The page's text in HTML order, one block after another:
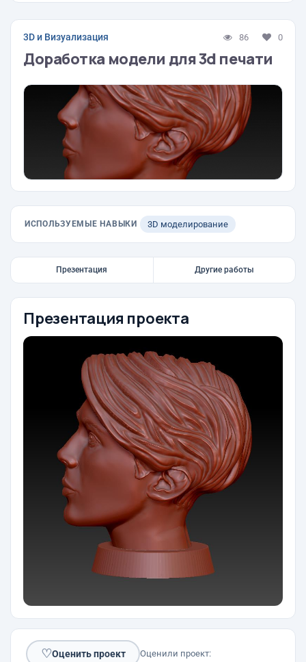
3D и Визуализация 86 0
Доработка модели для 3d печати
ИСПОЛЬЗУЕМЫЕ НАВЫКИ 3D моделирование
Презентация Другие работы
Презентация проекта
♡Оценить проект Оценили проект: